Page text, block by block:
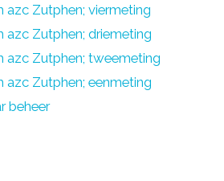
Zutphen; viermeting
Zutphen; driemeting
azc Zutphen; tweemeting
azc Zutphen; eenmeting
beheer